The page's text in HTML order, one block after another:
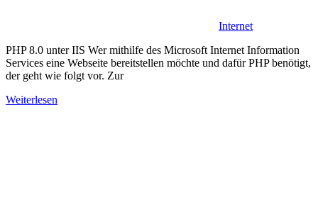
Internet
PHP 8.0 unter IIS Wer mithilfe des Microsoft Internet Information
Services eine Webseite bereitstellen möchte und dafür PHP benötigt,
der geht wie folgt vor. Zur
Weiterlesen